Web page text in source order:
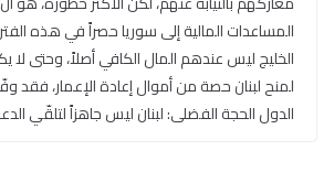
المساعدات المالية إلى سوريا حصراً في هذه
الخليج ليس عندهم المال الكافي أصلاً، وحتى لا
لمنح لبنان حصة من أموال إعادة الإعمار، فقد
الدول الحجة الفضلى: لبنان ليس جاهزاً لتلقّي